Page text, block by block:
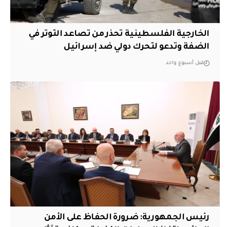
الخارجية الفلسطينية تحذر من تصاعد التوتر في
الضفة وتدعو لتحرك دولي ضد إسرائيل
قبل أسبوع واحد
رئيس الجمهورية: ضرورة الحفاظ على الأمن